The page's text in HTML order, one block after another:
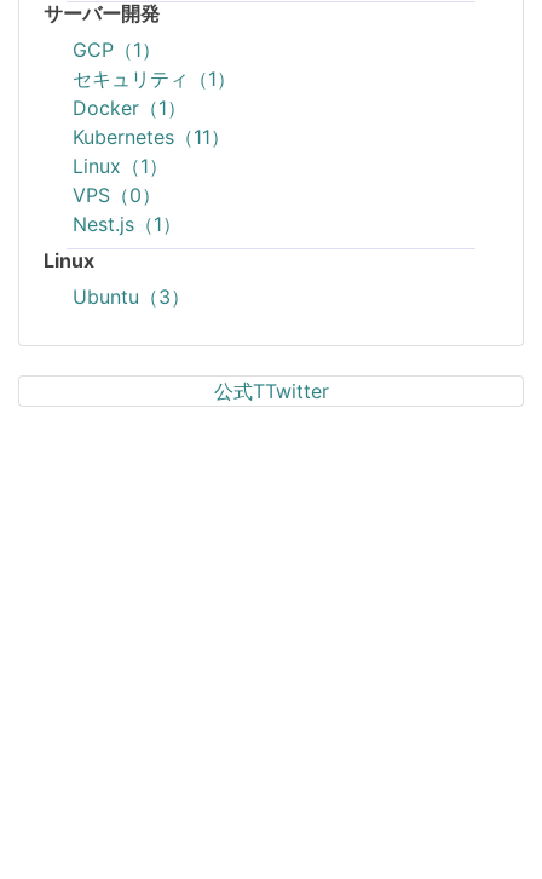
サーバー開発
GCP（1）
セキュリティ（1）
Docker（1）
Kubernetes（11）
Linux（1）
VPS（0）
Nest.js（1）
Linux
Ubuntu（3）
公式TTwitter